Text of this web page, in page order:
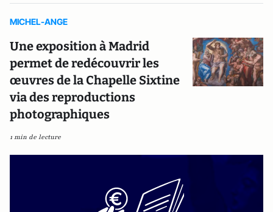
MICHEL-ANGE
Une exposition à Madrid
permet de redécouvrir les
œuvres de la Chapelle Sixtine
via des reproductions
photographiques
1 min de lecture